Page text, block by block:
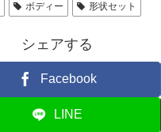
ボディー 形状セット
シェアする
Facebook
LINE